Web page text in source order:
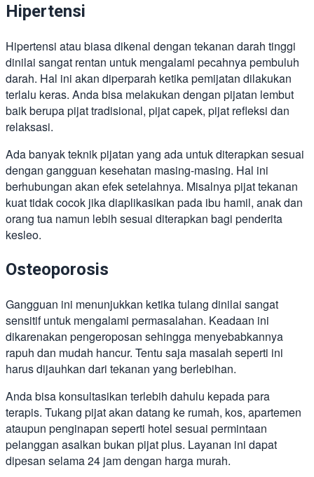
Hipertensi
Hipertensi atau biasa dikenal dengan tekanan darah tinggi
dinilai sangat rentan untuk mengalami pecahnya pembuluh
darah. Hal ini akan diperparah ketika pemijatan dilakukan
terlalu keras. Anda bisa melakukan dengan pijatan lembut
baik berupa pijat tradisional, pijat capek, pijat refleksi dan
relaksasi.
Ada banyak teknik pijatan yang ada untuk diterapkan sesuai
dengan gangguan kesehatan masing-masing. Hal ini
berhubungan akan efek setelahnya. Misalnya pijat tekanan
kuat tidak cocok jika diaplikasikan pada ibu hamil, anak dan
orang tua namun lebih sesuai diterapkan bagi penderita
kesleo.
Osteoporosis
Gangguan ini menunjukkan ketika tulang dinilai sangat
sensitif untuk mengalami permasalahan. Keadaan ini
dikarenakan pengeroposan sehingga menyebabkannya
rapuh dan mudah hancur. Tentu saja masalah seperti ini
harus dijauhkan dari tekanan yang berlebihan.
Anda bisa konsultasikan terlebih dahulu kepada para
terapis. Tukang pijat akan datang ke rumah, kos, apartemen
ataupun penginapan seperti hotel sesuai permintaan
pelanggan asalkan bukan pijat plus. Layanan ini dapat
dipesan selama 24 jam dengan harga murah.